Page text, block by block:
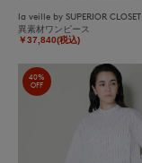
la veille by SUPERIOR CLOSET
異素材ワンピース
￥37,840(税込)
40%
OFF